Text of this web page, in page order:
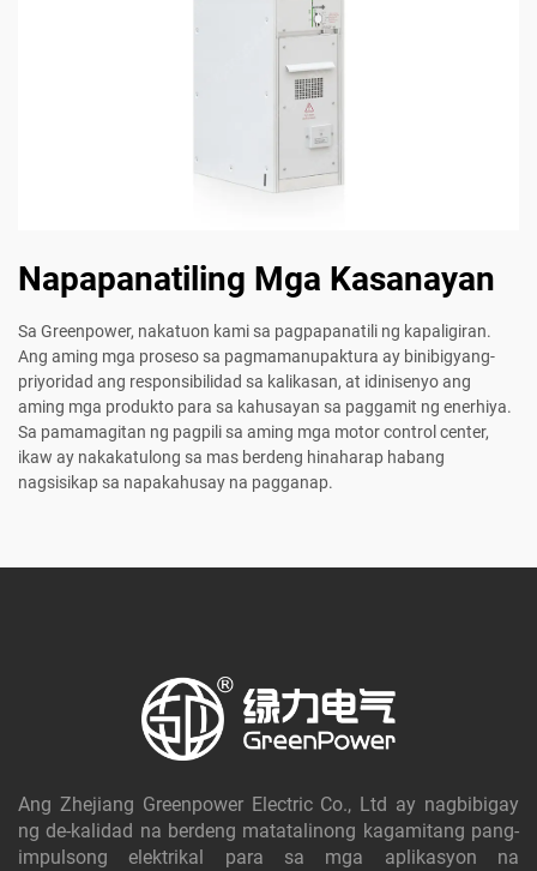
Napapanatiling Mga Kasanayan
Sa Greenpower, nakatuon kami sa pagpapanatili ng kapaligiran.
Ang aming mga proseso sa pagmamanupaktura ay binibigyang-
priyoridad ang responsibilidad sa kalikasan, at idinisenyo ang
aming mga produkto para sa kahusayan sa paggamit ng enerhiya.
Sa pamamagitan ng pagpili sa aming mga motor control center,
ikaw ay nakakatulong sa mas berdeng hinaharap habang
nagsisikap sa napakahusay na pagganap.
Ang Zhejiang Greenpower Electric Co., Ltd ay nagbibigay
ng de-kalidad na berdeng matatalinong kagamitang pang-
impulsong elektrikal para sa mga aplikasyon na